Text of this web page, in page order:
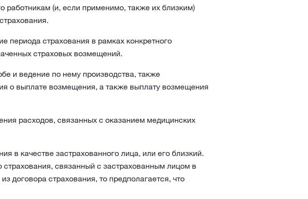
работникам (и, если применимо, также их близким)
страхования в рамках конкретного
страховых возмещений.
и ведение по нему производства, также
о выплате возмещения, а также выплату возмещения
расходов, связанных с оказанием медицинских
в качестве застрахованного лица, или его близкий.
связанный с застрахованным лицом в
договора страхования, то предполагается, что